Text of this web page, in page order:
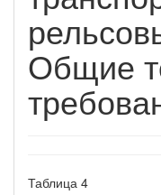
Общие
Таблица 4